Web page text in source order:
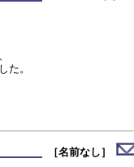
た。
［名前なし］